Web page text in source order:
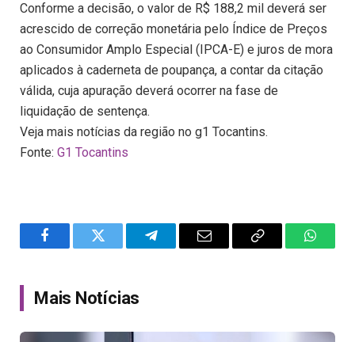
Conforme a decisão, o valor de R$ 188,2 mil deverá ser
acrescido de correção monetária pelo Índice de Preços
ao Consumidor Amplo Especial (IPCA-E) e juros de mora
aplicados à caderneta de poupança, a contar da citação
válida, cuja apuração deverá ocorrer na fase de
liquidação de sentença.
Veja mais notícias da região no g1 Tocantins.
Fonte: G1 Tocantins
FacebookTwitter TelegramEmail
Copy
Mais Notícias